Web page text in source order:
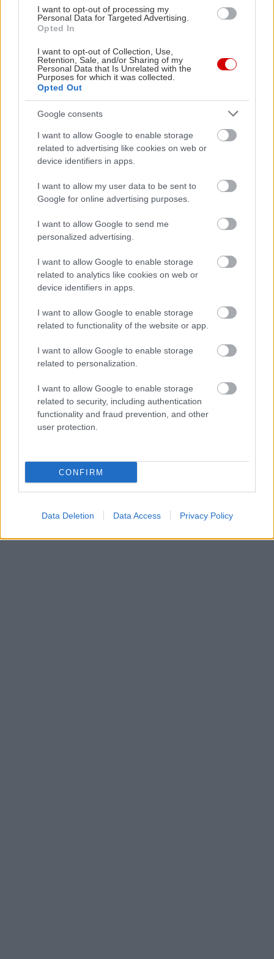
I want to opt-out of processing my
Personal Data for Targeted Advertising.
Opted In
I want to opt-out of Collection, Use,
Retention, Sale, and/or Sharing of my
Personal Data that Is Unrelated with the
Purposes for which it was collected.
Opted Out
Google consents
I want to allow Google to enable storage
related to advertising like cookies on web or
device identifiers in apps.
I want to allow my user data to be sent to
Google for online advertising purposes.
I want to allow Google to send me
personalized advertising.
I want to allow Google to enable storage
related to analytics like cookies on web or
device identifiers in apps.
I want to allow Google to enable storage
related to functionality of the website or app.
I want to allow Google to enable storage
related to personalization.
I want to allow Google to enable storage
related to security, including authentication
functionality and fraud prevention, and other
user protection.
CONFIRM
Data Deletion Data Access Privacy Policy
PODCASTS
«Εγώ είμαι η ανάπηρη, αυτοί είναι οι μ***ες» –
Η Maria Rolls χωρίς φίλτρο
Περδίκι